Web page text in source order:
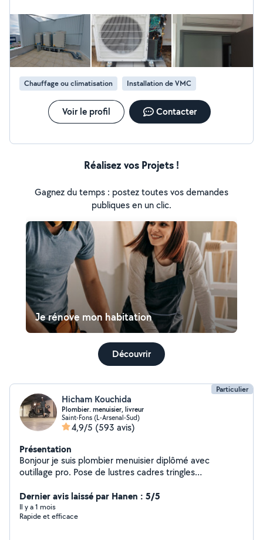
Chauffage ou climatisation Installation de VMC
Voir le profil Contacter
Réalisez vos Projets !
Gagnez du temps : postez toutes vos demandes
publiques en un clic.
Je rénove mon habitation
Découvrir
Particulier
Hicham Kouchida
Plombier. menuisier, livreur
Saint-Fons (L-Arsenal-Sud)
4,9/5 (593 avis)
Présentation
Bonjour je suis plombier menuisier diplômé avec
outillage pro. Pose de lustres cadres tringles
Dernier avis laissé par Hanen : 5/5
Il y a 1 mois
Rapide et efficace